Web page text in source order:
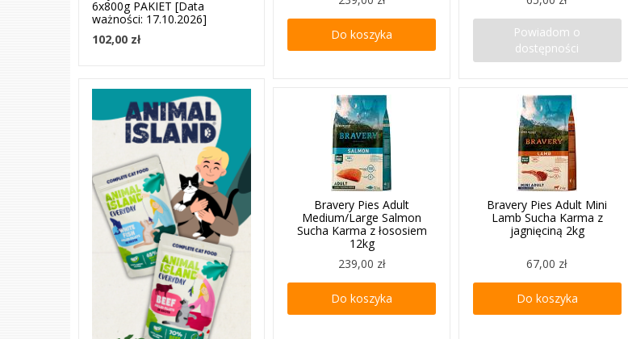
Do koszyka
Powiadom o
dostępności
Bravery Pies Adult
Medium/Large Salmon
Sucha Karma z łososiem
12kg
239,00 zł
Do koszyka
Bravery Pies Adult Mini
Lamb Sucha Karma z
jagnięciną 2kg
67,00 zł
Do koszyka
6x800g PAKIET [Data
ważności: 17.10.2026]
102,00 zł